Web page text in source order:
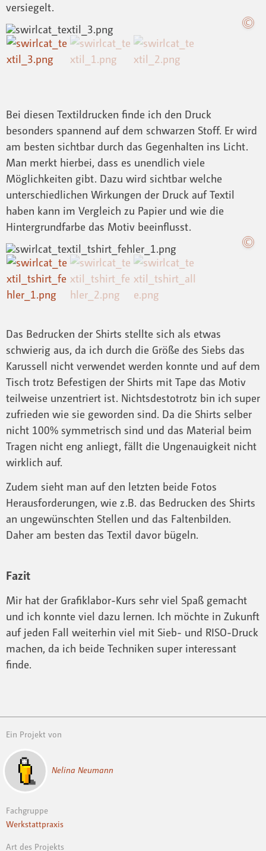
versiegelt.
Bei diesen Textildrucken finde ich den Druck
besonders spannend auf dem schwarzen Stoff. Er wird
am besten sichtbar durch das Gegenhalten ins Licht.
Man merkt hierbei, dass es unendlich viele
Möglichkeiten gibt. Dazu wird sichtbar welche
unterschiedlichen Wirkungen der Druck auf Textil
haben kann im Vergleich zu Papier und wie die
Hintergrundfarbe das Motiv beeinflusst.
Das Bedrucken der Shirts stellte sich als etwas
schwierig aus, da ich durch die Größe des Siebs das
Karussell nicht verwendet werden konnte und auf dem
Tisch trotz Befestigen der Shirts mit Tape das Motiv
teilweise unzentriert ist. Nichtsdestotrotz bin ich super
zufrieden wie sie geworden sind. Da die Shirts selber
nicht 100% symmetrisch sind und das Material beim
Tragen nicht eng anliegt, fällt die Ungenauigkeit nicht
wirklich auf.
Zudem sieht man auf den letzten beide Fotos
Herausforderungen, wie z.B. das Bedrucken des Shirts
an ungewünschten Stellen und das Faltenbilden.
Daher am besten das Textil davor bügeln.
Fazit
Mir hat der Grafiklabor-Kurs sehr viel Spaß gemacht
und ich konnte viel dazu lernen. Ich möchte in Zukunft
auf jeden Fall weiterhin viel mit Sieb- und RISO-Druck
machen, da ich beide Techniken super interessant
finde.
Ein Projekt von
Nelina Neumann
Fachgruppe
Werkstattpraxis
Art des Projekts